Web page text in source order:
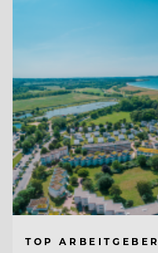
TOP ARBEITGEBER